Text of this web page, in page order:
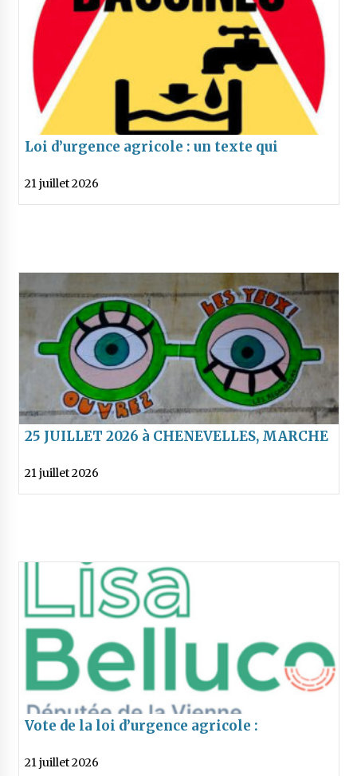
Loi d’urgence agricole : un texte qui
l’agriculture adopté malgré une
mobilisation citoyenne massive
21 juillet 2026
25 JUILLET 2026 à CHENEVELLES, MARCHE
FAIRE ICI Bernard CAZENEUVE, Aurore
BERGÉ ET Gabriel ATTAL ???
21 juillet 2026
Vote de la loi d’urgence agricole :
21 juillet 2026